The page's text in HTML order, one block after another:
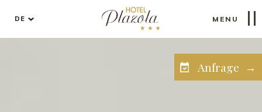
DE MENU
Anfrage →